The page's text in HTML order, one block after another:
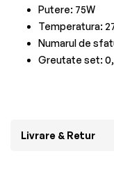
Putere: 75W
Temperatura:
Numarul de
Greutate set:
Livrare & Retur